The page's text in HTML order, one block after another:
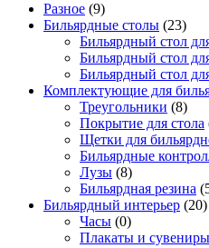
Разное (9)
Бильярдные столы (23)
Бильярдный стол
Бильярдный стол
Бильярдный стол
Комплектующие для
Треугольники (8)
Покрытие для стола
Щетки для
Бильярдные
Лузы (8)
Бильярдная резина
Бильярдный интерьер (20)
Часы (0)
Плакаты и сувениры